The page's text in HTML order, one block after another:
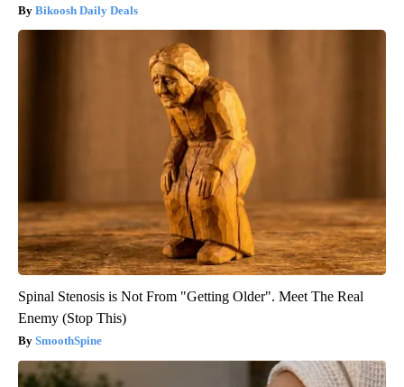
Bikoosh Daily Deals
Spinal Stenosis is Not From "Getting Older". Meet The Real
Enemy (Stop This)
SmoothSpine